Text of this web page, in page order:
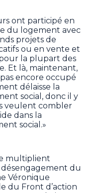
ont participé en
du logement avec
projets de
ou en vente et
la plupart des
Et là, maintenant,
encore occupé
délaisse la
social, donc il y
veulent combler
dans la
social.»
multiplient
du
Véronique
du Front d’action